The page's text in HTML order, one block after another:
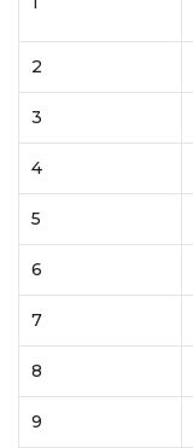
2
3
4
5
6
7
8
9